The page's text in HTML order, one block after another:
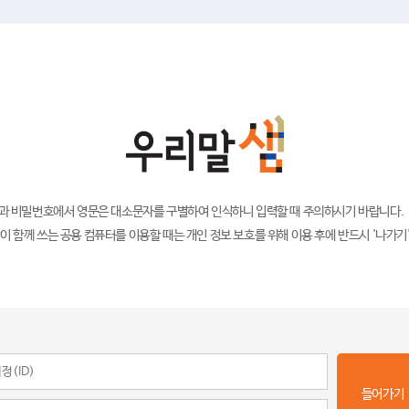
비밀번호에서 영문은 대소문자를 구별하여 인식하니 입력할 때 주의하시기 바랍니다.
함께 쓰는 공용 컴퓨터를 이용할 때는 개인 정보 보호를 위해 이용 후에 반드시 '나가
들어가기